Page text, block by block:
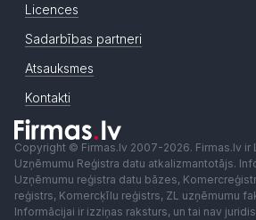
Licences
Sadarbības partneri
Atsauksmes
Kontakti
Copyright © Firmas.lv 2007-2026. Firmas.lv ir
Uzņēmumu Reģistra datu atkalizmantotājs.
Uzņēmumu reģistra datu bāzes,
reģistrs, Komercķīlu reģistrs, ZL uzņēmumu
Informācijai ir izziņas raksturs, un tai nav